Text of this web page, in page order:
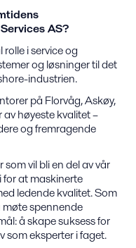
AS?
i service og
og løsninger til det
industrien.
på Florvåg, Askøy,
høyeste kvalitet –
og fremragende
vil bli en del av vår
for at maskinerte
ledende kvalitet. Som
møte spennende
å skape suksess for
som eksperter i faget.